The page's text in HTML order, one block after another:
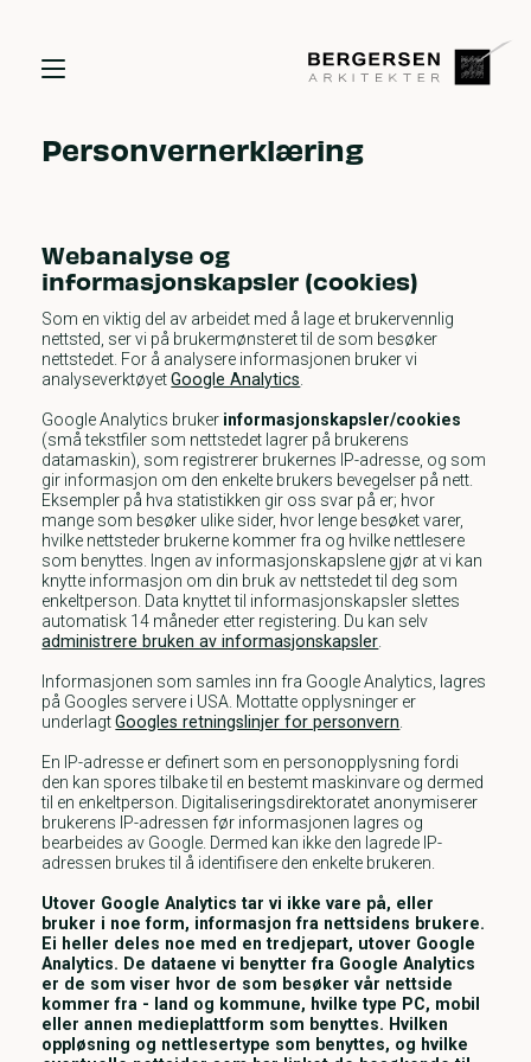
Personvernerklæring
Webanalyse og
informasjonskapsler (cookies)
Som en viktig del av arbeidet med å lage et brukervennlig
nettsted, ser vi på brukermønsteret til de som besøker
nettstedet. For å analysere informasjonen bruker vi
analyseverktøyetGoogle Analytics
Google Analytics bruker informasjonskapsler/cookies
(små tekstfiler som nettstedet lagrer på brukerens
datamaskin), som registrerer brukernes IP-adresse, og som
gir informasjon om den enkelte brukers bevegelser på nett.
Eksempler på hva statistikken gir oss svar på er; hvor
mange som besøker ulike sider, hvor lenge besøket varer,
hvilke nettsteder brukerne kommer fra og hvilke nettlesere
som benyttes. Ingen av informasjonskapslene gjør at vi kan
knytte informasjon om din bruk av nettstedet til deg som
enkeltperson. Data knyttet til informasjonskapsler slettes
automatisk 14 måneder etter registering. Du kan selv
administrere bruken av informasjonskapsler
Informasjonen som samles inn fra Google Analytics, lagres
på Googles servere i USA. Mottatte opplysninger er
underlagtGoogles retningslinjer for personvern
En IP-adresse er definert som en personopplysning fordi
den kan spores tilbake til en bestemt maskinvare og dermed
til en enkeltperson. Digitaliseringsdirektoratet anonymiserer
brukerens IP-adressen før informasjonen lagres og
bearbeides av Google. Dermed kan ikke den lagrede IP-
adressen brukes til å identifisere den enkelte brukeren.
Utover Google Analytics tar vi ikke vare på, eller
bruker i noe form, informasjon fra nettsidens brukere.
Ei heller deles noe med en tredjepart, utover Google
Analytics. De dataene vi benytter fra Google Analytics
er de som viser hvor de som besøker vår nettside
kommer fra - land og kommune, hvilke type PC, mobil
eller annen medieplattform som benyttes. Hvilken
oppløsning og nettlesertype som benyttes, og hvilke